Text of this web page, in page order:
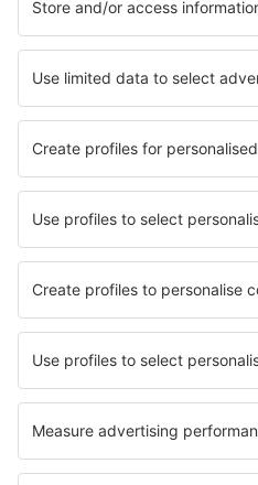
Hotels in Locorotondo
Hotels in Racale Hotels in
Die besten Hotels - Städte
Hotels in Crestet Hotels in
Hotels in Bychowo Hotels in
Hotels in Lampaul-Plouarzel
Hotels in Gundagai Hotels
Die besten Hotels - Regionen